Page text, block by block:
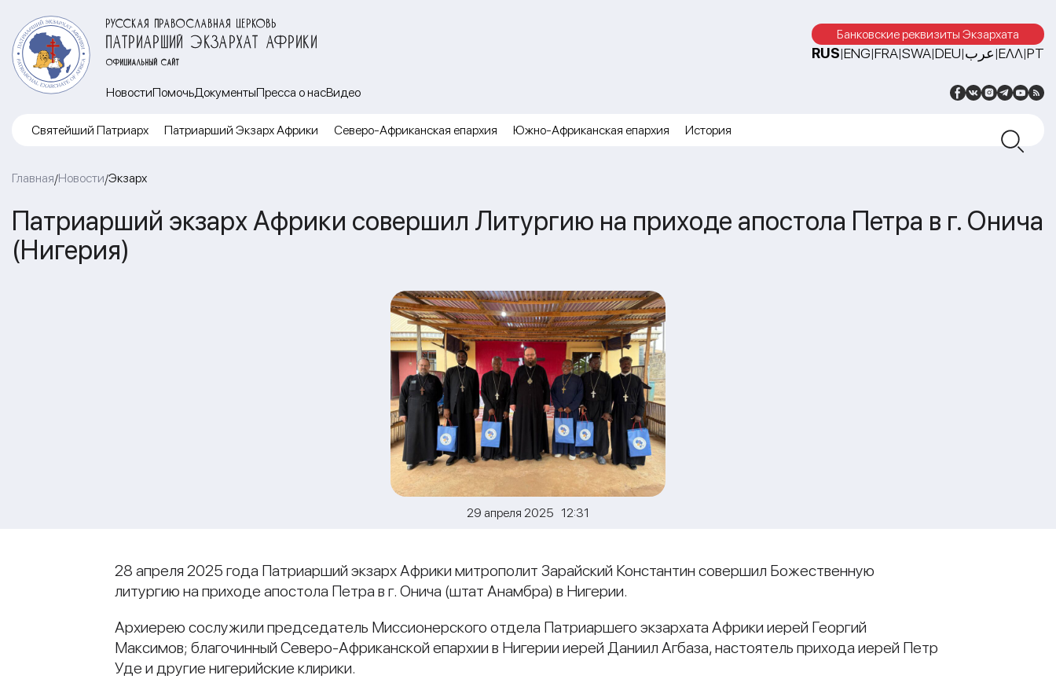
РУССКАЯ ПРАВОСЛАВНАЯ ЦЕРКОВЬ
ПАТРИАРШИЙ ЭКЗАРХАТ АФРИКИ
ОФИЦИАЛЬНЫЙ САЙТ
Банковские реквизиты Экзархата
RUS|ENG|FRA|SWA|DEU|عرب|ΕΛΛ|PT
НовостиПомочьДокументыПресса о насВидео
Cвятейший Патриарх Патриарший Экзарх Африки Северо-Африканская епархия Южно-Африканская епархия История
Главная/Новости/Экзарх
Патриарший экзарх Африки совершил Литургию на приходе апостола Петра в г. Онича
(Нигерия)
29 апреля 2025 12:31
28 апреля 2025 года Патриарший экзарх Африки митрополит Зарайский Константин совершил Божественную
литургию на приходе апостола Петра в г. Онича (штат Анамбра) в Нигерии.
Архиерею сослужили председатель Миссионерского отдела Патриаршего экзархата Африки иерей Георгий
Максимов; благочинный Северо-Африканской епархии в Нигерии иерей Даниил Агбаза, настоятель прихода иерей Петр
Уде и другие нигерийские клирики.